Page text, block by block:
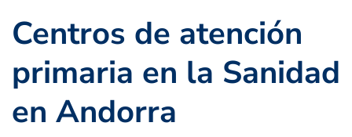
Centros de atención
primaria en la Sanidad
en Andorra